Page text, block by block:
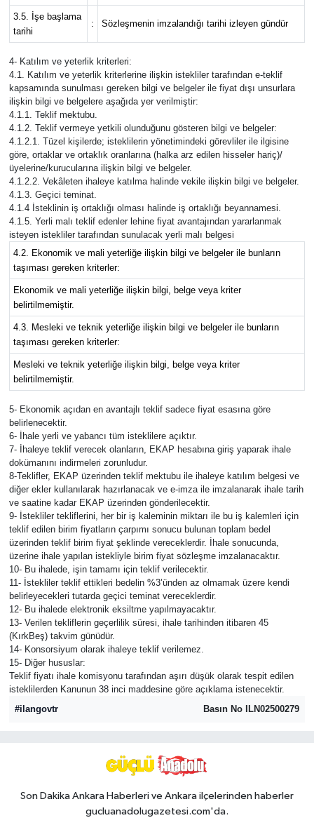
3.5. İşe başlama
tarihi
: Sözleşmenin imzalandığı tarihi izleyen gündür
4- Katılım ve yeterlik kriterleri:
4.1. Katılım ve yeterlik kriterlerine ilişkin istekliler tarafından e-teklif
kapsamında sunulması gereken bilgi ve belgeler ile fiyat dışı unsurlara
ilişkin bilgi ve belgelere aşağıda yer verilmiştir:
4.1.1. Teklif mektubu.
4.1.2. Teklif vermeye yetkili olunduğunu gösteren bilgi ve belgeler:
4.1.2.1. Tüzel kişilerde; isteklilerin yönetimindeki görevliler ile ilgisine
göre, ortaklar ve ortaklık oranlarına (halka arz edilen hisseler hariç)/
üyelerine/kurucularına ilişkin bilgi ve belgeler.
4.1.2.2. Vekâleten ihaleye katılma halinde vekile ilişkin bilgi ve belgeler.
4.1.3. Geçici teminat.
4.1.4 İsteklinin iş ortaklığı olması halinde iş ortaklığı beyannamesi.
4.1.5. Yerli malı teklif edenler lehine fiyat avantajından yararlanmak
isteyen istekliler tarafından sunulacak yerli malı belgesi
4.2. Ekonomik ve mali yeterliğe ilişkin bilgi ve belgeler ile bunların
taşıması gereken kriterler:
Ekonomik ve mali yeterliğe ilişkin bilgi, belge veya kriter
belirtilmemiştir.
4.3. Mesleki ve teknik yeterliğe ilişkin bilgi ve belgeler ile bunların
taşıması gereken kriterler:
Mesleki ve teknik yeterliğe ilişkin bilgi, belge veya kriter
belirtilmemiştir.
5- Ekonomik açıdan en avantajlı teklif sadece fiyat esasına göre
belirlenecektir.
6- İhale yerli ve yabancı tüm isteklilere açıktır.
7- İhaleye teklif verecek olanların, EKAP hesabına giriş yaparak ihale
dokümanını indirmeleri zorunludur.
8-Teklifler, EKAP üzerinden teklif mektubu ile ihaleye katılım belgesi ve
diğer ekler kullanılarak hazırlanacak ve e-imza ile imzalanarak ihale tarih
ve saatine kadar EKAP üzerinden gönderilecektir.
9- İstekliler tekliflerini, her bir iş kaleminin miktarı ile bu iş kalemleri için
teklif edilen birim fiyatların çarpımı sonucu bulunan toplam bedel
üzerinden teklif birim fiyat şeklinde vereceklerdir. İhale sonucunda,
üzerine ihale yapılan istekliyle birim fiyat sözleşme imzalanacaktır.
10- Bu ihalede, işin tamamı için teklif verilecektir.
11- İstekliler teklif ettikleri bedelin %3’ünden az olmamak üzere kendi
belirleyecekleri tutarda geçici teminat vereceklerdir.
12- Bu ihalede elektronik eksiltme yapılmayacaktır.
13- Verilen tekliflerin geçerlilik süresi, ihale tarihinden itibaren 45
(KırkBeş) takvim günüdür.
14- Konsorsiyum olarak ihaleye teklif verilemez.
15- Diğer hususlar:
Teklif fiyatı ihale komisyonu tarafından aşırı düşük olarak tespit edilen
isteklilerden Kanunun 38 inci maddesine göre açıklama istenecektir.
#ilangovtr
Basın No ILN02500279
Son Dakika Ankara Haberleri ve Ankara ilçelerinden haberler
gucluanadolugazetesi.com'da.
Yaşam-Çevre